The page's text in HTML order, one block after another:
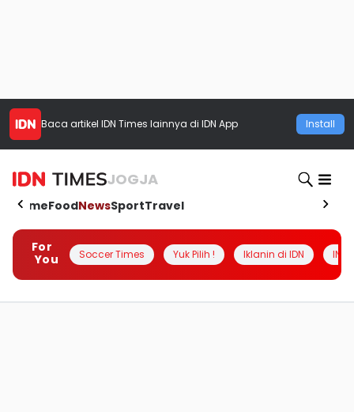
Baca artikel IDN Times lainnya di IDN App Install
JOGJA
HomeFoodNewsSportTravel
For
You
Soccer Times Yuk Pilih ! Iklanin di IDN